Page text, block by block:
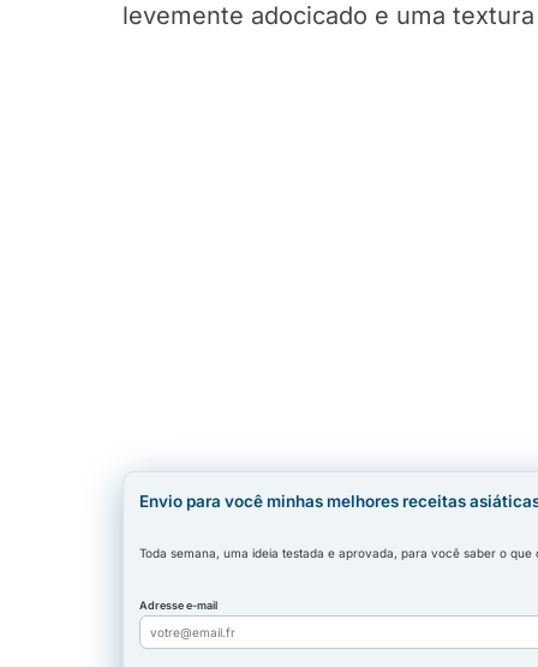
levemente adocicado e uma
Envio para você minhas melhores receitas
Toda semana, uma ideia testada e aprovada, para você saber o que
Adresse e-mail